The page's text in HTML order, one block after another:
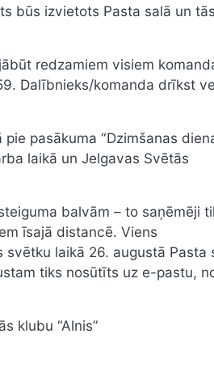
būs izvietots Pasta salā un tās
redzamiem visiem
Dalībnieks/komanda drīkst
pasākuma “Dzimšanas
laikā un Jelgavas Svētās
balvām – to saņēmēji
īsajā distancē. Viens
laikā 26. augustā Pasta
tiks nosūtīts uz e-pastu,
klubu “Alnis”